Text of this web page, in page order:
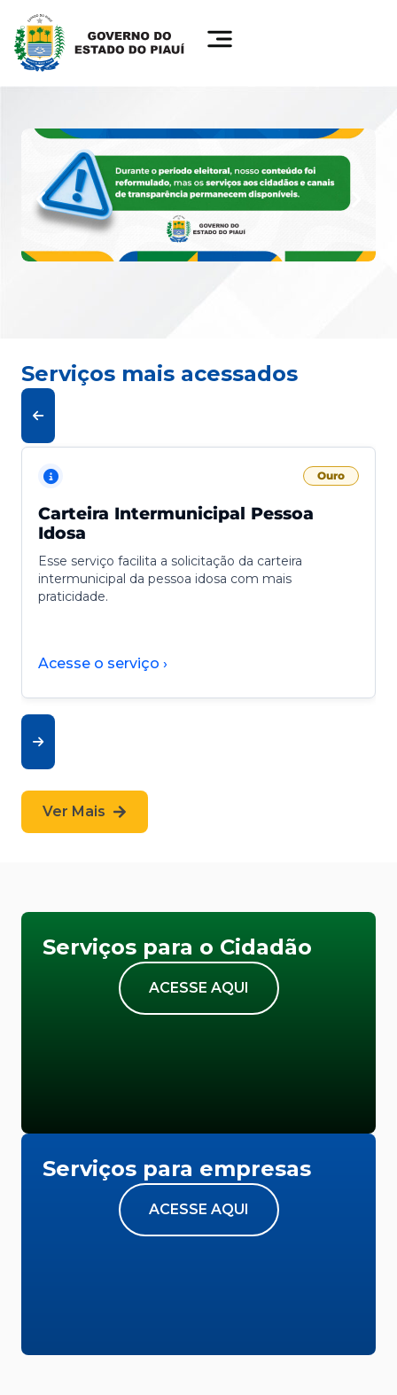
Serviços mais acessados
Ouro
Carteira Intermunicipal Pessoa
Idosa
Esse serviço facilita a solicitação da carteira
intermunicipal da pessoa idosa com mais
praticidade.
Acesse o serviço ›
Ver Mais
Serviços para o Cidadão
ACESSE AQUI
Serviços para empresas
ACESSE AQUI